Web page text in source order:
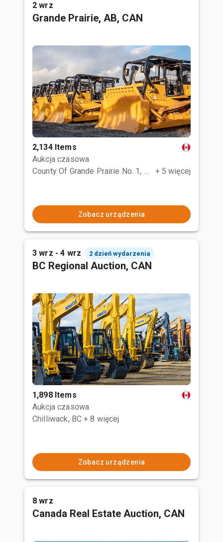
2 wrz
Grande Prairie, AB, CAN
2,134 Items
Aukcja czasowa
County Of Grande Prairie No. 1, AB
+ 5 więcej
Zobacz urządzenia
3 wrz - 4 wrz 2 dzień wydarzenia
BC Regional Auction, CAN
1,898 Items
Aukcja czasowa
Chilliwack, BC + 8 więcej
Zobacz urządzenia
8 wrz
Canada Real Estate Auction, CAN